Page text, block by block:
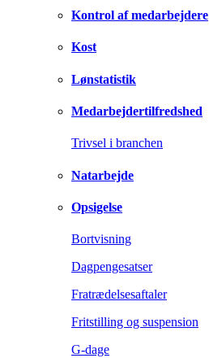
Kontrol af medarbejdere
Kost
Lønstatistik
Medarbejdertilfredshed
Trivsel i branchen
Natarbejde
Opsigelse
Bortvisning
Dagpengesatser
Fratrædelsesaftaler
Fritstilling og suspension
G-dage